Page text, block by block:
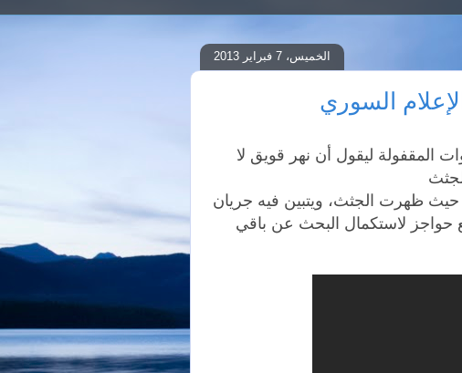
الخميس، 7 فبراير 2013
السوري
المقفولة ليقول أن نهر قويق لا
حيث ظهرت الجثث، ويتبين فيه جريان
حواجز لاستكمال البحث عن باقي